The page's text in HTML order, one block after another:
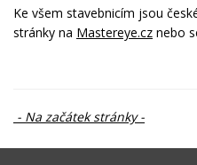
Ke všem stavebnicím jsou
stránky na Mastereye.cz nebo
- Na začátek stránky -